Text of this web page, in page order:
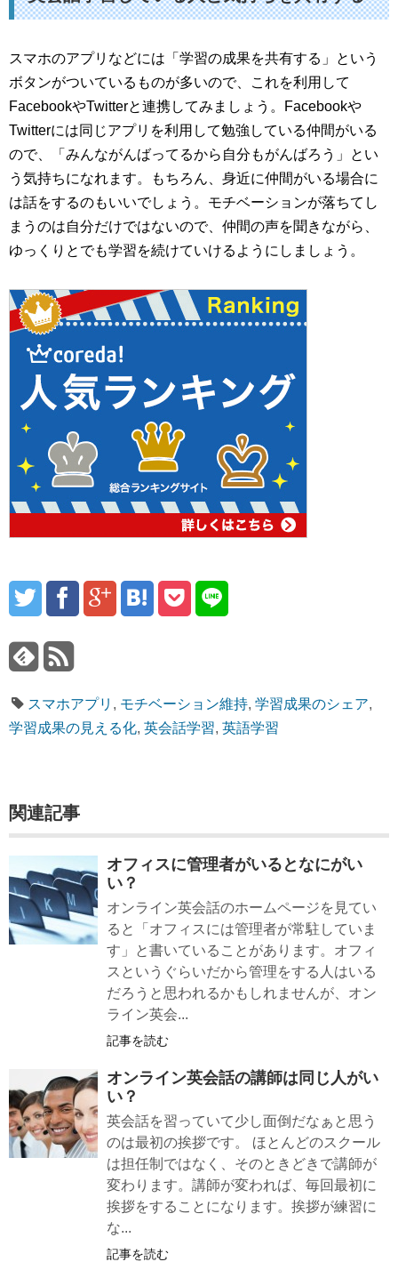
スマホのアプリなどには「学習の成果を共有する」という
ボタンがついているものが多いので、これを利用して
FacebookやTwitterと連携してみましょう。Facebookや
Twitterには同じアプリを利用して勉強している仲間がいる
ので、「みんながんばってるから自分もがんばろう」とい
う気持ちになれます。もちろん、身近に仲間がいる場合に
は話をするのもいいでしょう。モチベーションが落ちてし
まうのは自分だけではないので、仲間の声を聞きながら、
ゆっくりとでも学習を続けていけるようにしましょう。
スマホアプリ , モチベーション維持, 学習成果のシェア,
学習成果の見える化, 英会話学習, 英語学習
関連記事
オフィスに管理者がいるとなにがい
い？
オンライン英会話のホームページを見てい
ると「オフィスには管理者が常駐していま
す」と書いていることがあります。オフィ
スというぐらいだから管理をする人はいる
だろうと思われるかもしれませんが、オン
ライン英会...
記事を読む
オンライン英会話の講師は同じ人がい
い？
英会話を習っていて少し面倒だなぁと思う
のは最初の挨拶です。 ほとんどのスクール
は担任制ではなく、そのときどきで講師が
変わります。講師が変われば、毎回最初に
挨拶をすることになります。挨拶が練習に
な...
記事を読む